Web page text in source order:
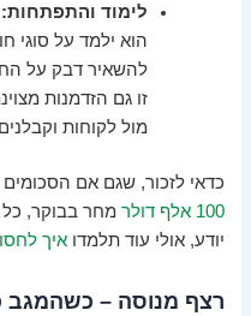
לימוד והתפתחות:
הוא ילמד על סוגי
להשאיר דבק על
זו גם הזדמנות
מול לקוחות
כדאי לזכור, שגם אם
100 אלף דולר
מחר בבוקר, כל
יודע, אולי עוד תלמדואיך
רצף מנוסה – כשהמגב